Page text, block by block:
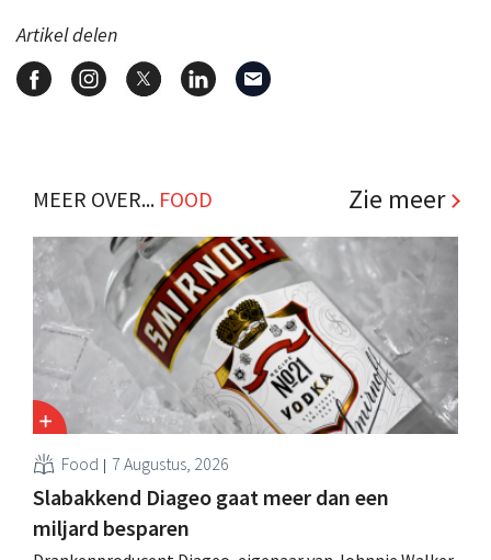
Artikel delen
MEER OVER... FOOD Zie meer
Food 7 Augustus, 2026
Slabakkend Diageo gaat meer dan een
miljard besparen